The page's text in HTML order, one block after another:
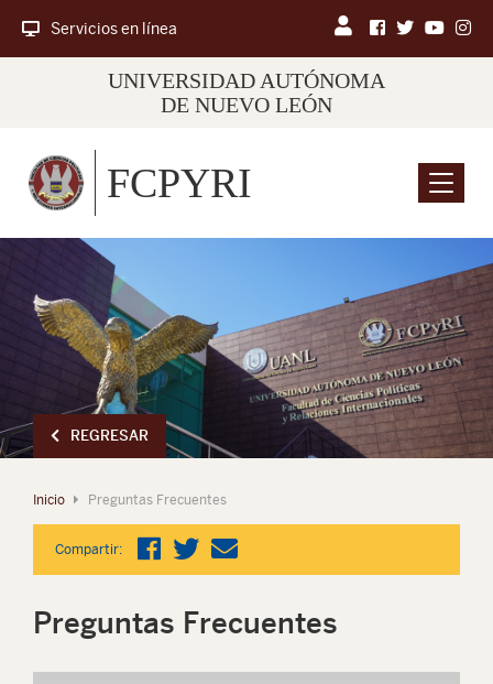
Servicios en línea
UNIVERSIDAD AUTÓNOMA
DE NUEVO LEÓN
Menu
FCPYRI
REGRESAR
Inicio Preguntas Frecuentes
Compartir:
Preguntas Frecuentes